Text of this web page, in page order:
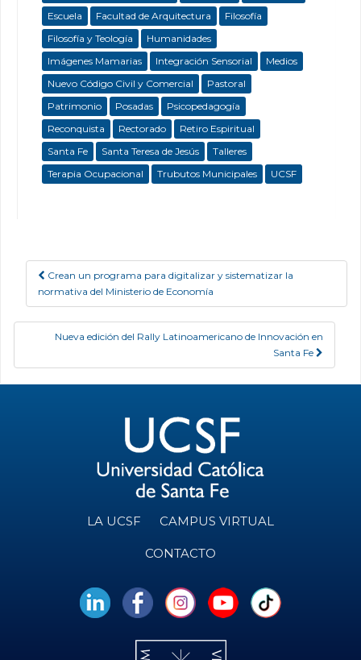
Escuela
Facultad de Arquitectura
Filosofía
Filosofía y Teología
Humanidades
Imágenes Mamarias
Integración Sensorial
Medios
Nuevo Código Civil y Comercial
Pastoral
Patrimonio
Posadas
Psicopedagogía
Reconquista
Rectorado
Retiro Espiritual
Santa Fe
Santa Teresa de Jesús
Talleres
Terapia Ocupacional
Trubutos Municipales UCSF
Post navigation
Crean un programa para digitalizar y sistematizar la
normativa del Ministerio de Economía
Nueva edición del Rally Latinoamericano de Innovación en
Santa Fe
LA UCSF CAMPUS VIRTUAL
CONTACTO